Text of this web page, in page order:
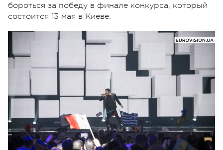
бороться за победу в финале конкурса, который
состоится 13 мая в Киеве.